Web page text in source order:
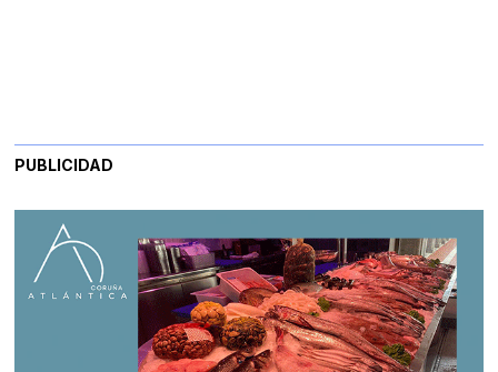
PUBLICIDAD